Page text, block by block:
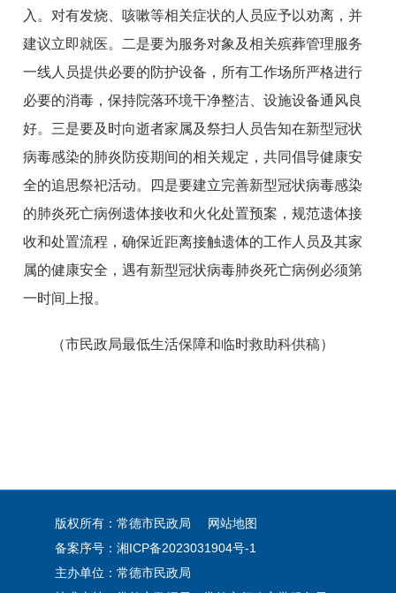
入。对有发烧、咳嗽等相关症状的人员应予以劝离，并
建议立即就医。二是要为服务对象及相关殡葬管理服务
一线人员提供必要的防护设备，所有工作场所严格进行
必要的消毒，保持院落环境干净整洁、设施设备通风良
好。三是要及时向逝者家属及祭扫人员告知在新型冠状
病毒感染的肺炎防疫期间的相关规定，共同倡导健康安
全的追思祭祀活动。四是要建立完善新型冠状病毒感染
的肺炎死亡病例遗体接收和火化处置预案，规范遗体接
收和处置流程，确保近距离接触遗体的工作人员及其家
属的健康安全，遇有新型冠状病毒肺炎死亡病例必须第
一时间上报。
（市民政局最低生活保障和临时救助科供稿）
版权所有：常德市民政局
网站地图
备案序号： 湘ICP备2023031904号-1
主办单位：常德市民政局